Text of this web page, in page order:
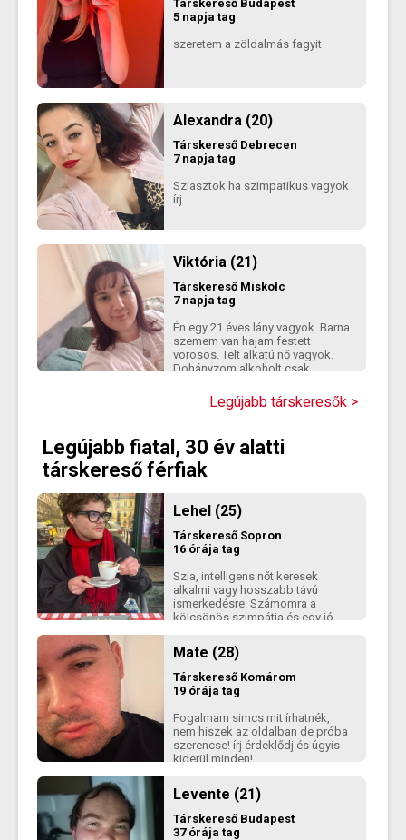
Társkereső Budapest
5 napja tag
szeretem a zöldalmás fagyit
Alexandra (20)
Társkereső Debrecen
7 napja tag
Sziasztok ha szimpatikus vagyok
írj
Viktória (21)
Társkereső Miskolc
7 napja tag
Én egy 21 éves lány vagyok. Barna
szemem van hajam festett
vörösös. Telt alkatú nő vagyok.
Dohányzom alkoholt csak
Keresem a társam aki nőként
tekinte rám aki a tenyerén
hogy nem vagyok önálló.Kedves
empatikus segítőkész vagyok.
Szeretek olvasni sorozatokat
nézni sétálni. Szeretem a
Nagy szex étvágyal rendelkezem.
Röviden ennyi ha felkeltem az
érdeklődésedet akkor keres
bátran és jöjünk rá hogy illünke
egymáshoz.
Legújabb társkeresők >
Legújabb fiatal, 30 év alatti
társkereső férfiak
Lehel (25)
Társkereső Sopron
16 órája tag
Szia, intelligens nőt keresek
alkalmi vagy hosszabb távú
ismerkedésre. Számomra a
kölcsönös szimpátia és egy jó
humorod, önálló gondolataid és
nem csak a sablonos kérdésekig
jutsz el, valószínűleg jól kijövünk..
Mate (28)
Társkereső Komárom
19 órája tag
Fogalmam simcs mit írhatnék,
nem hiszek az oldalban de próba
szerencse! írj érdeklődj és úgyis
kiderül minden!
Levente (21)
Társkereső Budapest
37 órája tag